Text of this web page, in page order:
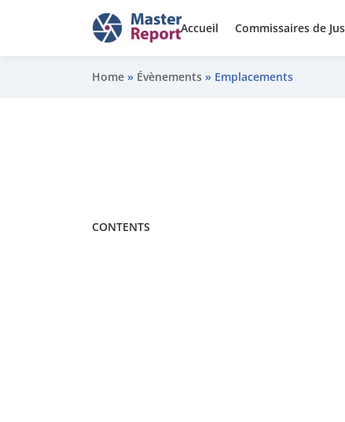
Accueil Commissaires de
Home » Évènements » Emplacements
CONTENTS